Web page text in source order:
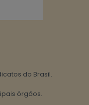
do Brasil.
órgãos.